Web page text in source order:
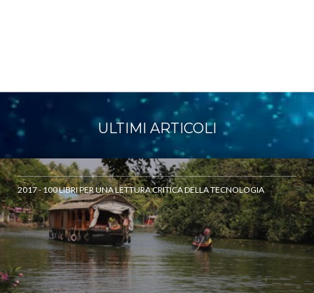
ULTIMI ARTICOLI
2017 - 100 LIBRI PER UNA LETTURA CRITICA DELLA TECNOLOGIA